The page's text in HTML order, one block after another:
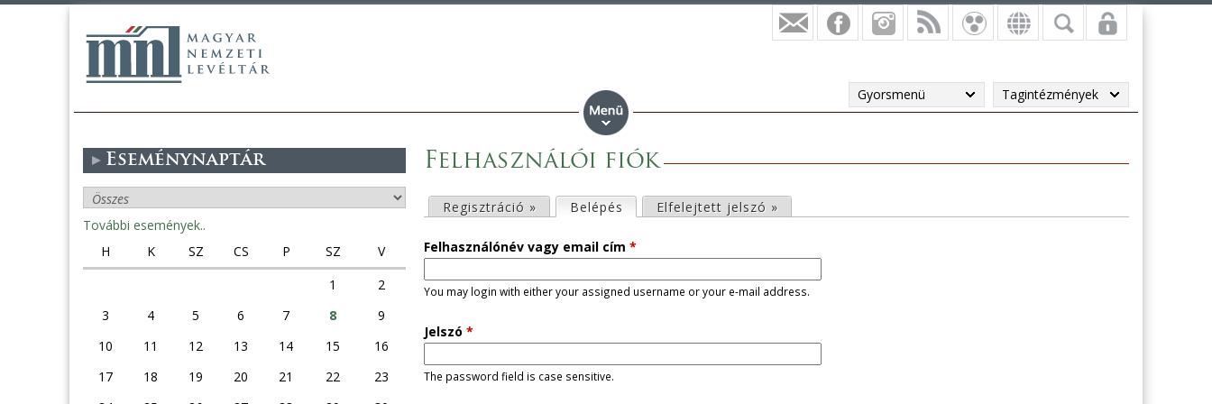
Gyorsmenü Tagintézmények
Felhasználói fiók
l
s
ő
d
Regisztráció » Belépés (aktív fül)Elfelejtett jelszó »
Felhasználónév vagy email cím *
You may login with either your assigned username or your e-mail address.
Jelszó *
The password field is case sensitive.
Eseménynaptár
További események..
H
K SZ CS P SZ
V
1
2
3
4 5 6 7 8
9
10
11 12 13 14 15
16
17
18 19 20 21 22
23